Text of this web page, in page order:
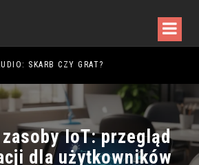
SKARB CZY GRAT?
IoT: przegląd
dla użytkowników